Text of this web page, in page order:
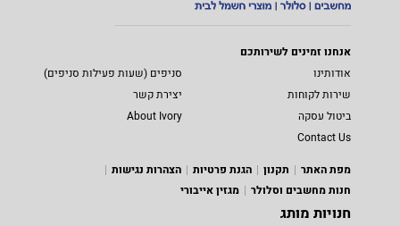
אנחנו זמינים לשירותכם
אודותינו
סניפים (שעות פעילות סניפים)
שירות לקוחות
יצירת קשר
ביטול עסקה
About Ivory
Contact Us
מפת האתר
תקנון הגנת פרטיות
הצהרות נגישות
חנות מחשבים וסלולר
מגזין אייבורי
חנויות מותג